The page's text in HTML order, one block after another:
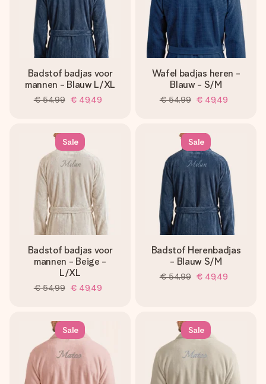
Badstof badjas voor
mannen - Blauw L/XL
€ 54,99 € 49,49
Wafel badjas heren -
Blauw - S/M
€ 54,99 € 49,49
Sale
Badstof badjas voor
mannen - Beige -
L/XL
€ 54,99 € 49,49
Sale
Badstof Herenbadjas
- Blauw S/M
€ 54,99 € 49,49
Sale Sale